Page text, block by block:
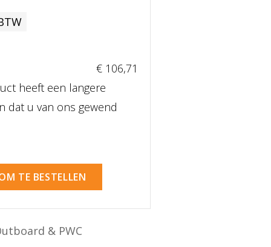
€ 106,71
heeft een langere
dat u van ons gewend
TE BESTELLEN
& PWC